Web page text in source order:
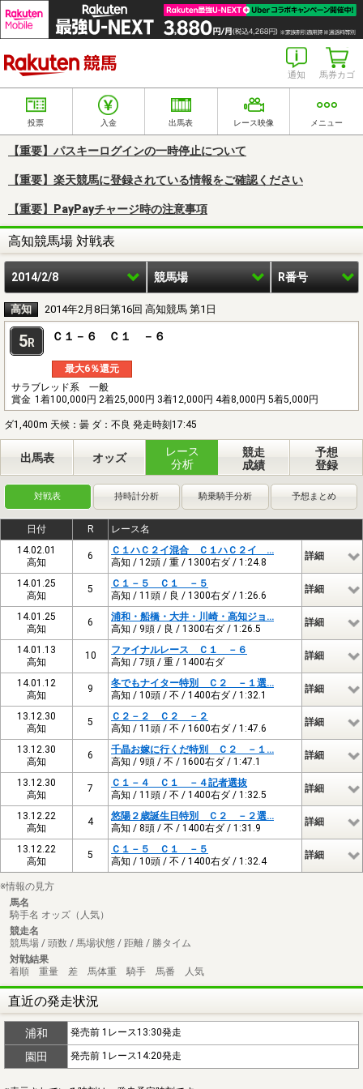
馬券カゴ
通知
投票 入金 出馬表 レース映像 メニュー
【重要】パスキーログインの一時停止について
【重要】楽天競馬に登録されている情報をご確認ください
【重要】PayPayチャージ時の注意事項
高知競馬場 対戦表
2014/2/8 競馬場 R番号
高知 2014年2月8日第16回 高知競馬 第1日
5R Ｃ１－６ Ｃ１ －６
最大6％還元
サラブレッド系 一般
賞金 1着100,000円 2着25,000円 3着12,000円 4着8,000円 5着5,000円
ダ1,400m 天候：曇 ダ：不良 発走時刻17:45
出馬表 オッズ
レース
分析
競走
成績
予想
登録
対戦表 持時計分析 騎乗騎手分析 予想まとめ
日付 R
レース名
14.02.01
高知
6
Ｃ１ハＣ２イ混合 Ｃ１ハＣ２イ …
高知 / 12頭 / 重 / 1300右ダ / 1:24.8
詳細
14.01.25
高知
5
Ｃ１－５ Ｃ１ －５
高知 / 11頭 / 良 / 1300右ダ / 1:26.6
詳細
14.01.25
高知
6
浦和・船橋・大井・川崎・高知ジョ…
高知 / 9頭 / 良 / 1300右ダ / 1:26.5
詳細
14.01.13
高知
10
ファイナルレース Ｃ１ －６
高知 / 7頭 / 重 / 1400右ダ
詳細
14.01.12
高知
9
冬でもナイター特別 Ｃ２ －１選…
高知 / 10頭 / 不 / 1400右ダ / 1:32.1
詳細
13.12.30
高知
5
Ｃ２－２ Ｃ２ －２
高知 / 11頭 / 不 / 1600右ダ / 1:47.6
詳細
13.12.30
高知
6
千晶お嫁に行くだ特別 Ｃ２ －１…
高知 / 9頭 / 不 / 1600右ダ / 1:47.1
詳細
13.12.30
高知
7
Ｃ１－４ Ｃ１ －４記者選抜
高知 / 11頭 / 不 / 1400右ダ / 1:32.5
詳細
13.12.22
高知
4
悠陽２歳誕生日特別 Ｃ２ －２選…
高知 / 8頭 / 不 / 1400右ダ / 1:31.9
詳細
13.12.22
高知
5
Ｃ１－５ Ｃ１ －５
高知 / 10頭 / 不 / 1400右ダ / 1:32.4
詳細
※情報の見方
馬名
騎手名 オッズ（人気）
競走名
競馬場 / 頭数 / 馬場状態 / 距離 / 勝タイム
対戦結果
着順 重量 差 馬体重 騎手 馬番 人気
直近の発走状況
浦和 発売前 1レース13:30発走
園田 発売前 1レース14:20発走